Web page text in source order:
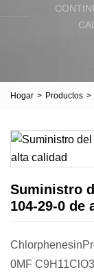
Hogar > Productos >
Suministro
104-29-0 de
0MF